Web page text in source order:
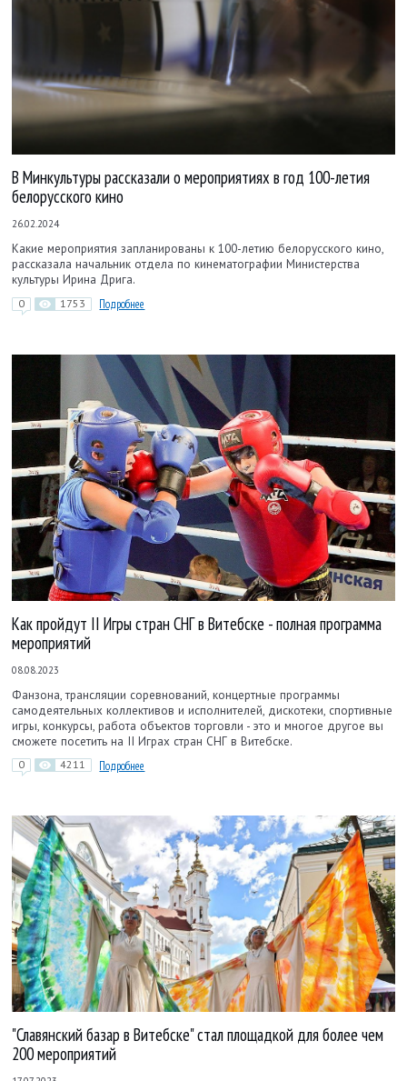
В Минкультуры рассказали о мероприятиях в год 100-летия
белорусского кино
26.02.2024
Какие мероприятия запланированы к 100-летию белорусского кино,
рассказала начальник отдела по кинематографии Министерства
культуры Ирина Дрига.
0 1753 Подробнее
Как пройдут II Игры стран СНГ в Витебске - полная программа
мероприятий
08.08.2023
Фанзона, трансляции соревнований, концертные программы
самодеятельных коллективов и исполнителей, дискотеки, спортивные
игры, конкурсы, работа объектов торговли - это и многое другое вы
сможете посетить на II Играх стран СНГ в Витебске.
0 4211 Подробнее
"Славянский базар в Витебске" стал площадкой для более чем
200 мероприятий